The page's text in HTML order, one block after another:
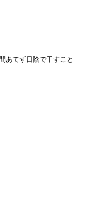
あてず日陰で干すこと